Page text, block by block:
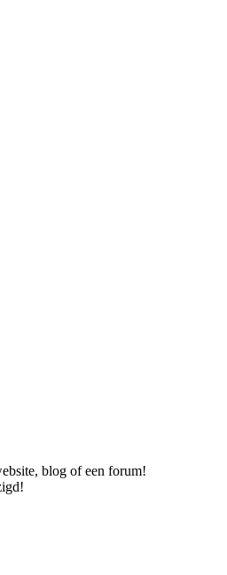
blog of een forum!